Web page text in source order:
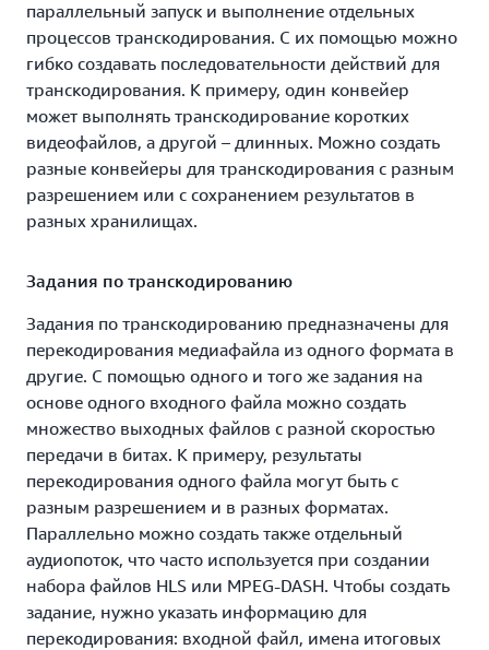
перекодирования, гарантирующие определенное
время и метод перекодирования файлов, что
обеспечивает непрерывное и эффективное
масштабирование при резко меняющихся нагрузках.
Например, агентство новостей может создать
приоритетный конвейер перекодирования для
главных новостей, а сайт пользовательского
контента – отдельные конвейеры для файлов с
низким, средним и высоким разрешением для
Amazon Elastic Transcoder использует другие
Services. Так, применение масштабируемого сервиса
Amazon Elastic Compute Cloud (Amazon EC2)
обеспечивает быстрое и надежное выполнение
крупных заданий по перекодированию. Amazon
Elastic Transcoder работает с контентом,
размещенным в хранилище Amazon Simple Storage
Service (Amazon S3), что позволяет использовать
надежное и недорогое хранилище для библиотек
как огромного, так и небольшого объема. О
состоянии заданий по перекодированию можно
получать оповещения посредством сервиса Amazon
Simple Notification Service (Amazon SNS).
параллельный запуск и выполнение отдельных
процессов транскодирования. С их помощью можно
гибко создавать последовательности действий для
транскодирования. К примеру, один конвейер
может выполнять транскодирование коротких
видеофайлов, а другой – длинных. Можно создать
разные конвейеры для транскодирования с разным
разрешением или с сохранением результатов в
разных хранилищах.
Задания по транскодированию
Задания по транскодированию предназначены для
перекодирования медиафайла из одного формата в
другие. С помощью одного и того же задания на
основе одного входного файла можно создать
множество выходных файлов с разной скоростью
передачи в битах. К примеру, результаты
перекодирования одного файла могут быть с
разным разрешением и в разных форматах.
Параллельно можно создать также отдельный
аудиопоток, что часто используется при создании
набора файлов HLS или MPEG‑DASH. Чтобы создать
задание, нужно указать информацию для
перекодирования: входной файл, имена итоговых